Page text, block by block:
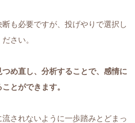
も必要ですが、投げやりで選択し
さい。
つめ直し、分析することで、感情に
とができます。
されないように一歩踏みとどまっ